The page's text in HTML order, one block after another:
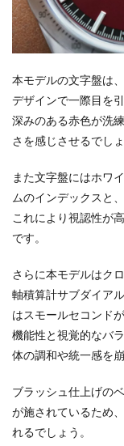
本モデルの文字盤は
デザインで一際目を引
深みのある赤色が洗
さを感じさせるでしょ
また文字盤にはホワ
ムのインデックスと
これにより視認性が
です。
さらに本モデルはク
軸積算計サブダイア
はスモールセコンド
機能性と視覚的なバ
体の調和や統一感を
ブラッシュ仕上げの
が施されているため
れるでしょう。